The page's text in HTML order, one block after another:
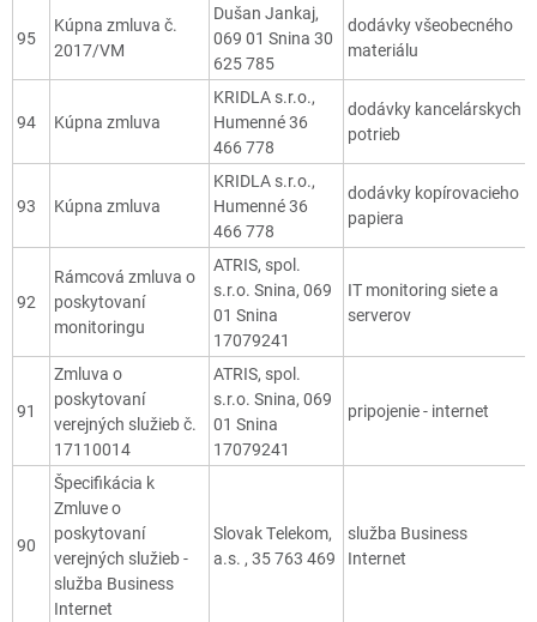
95
Kúpna zmluva č.
2017/VM
Dušan Jankaj,
069 01 Snina 30
625 785
dodávky všeobecného
materiálu
94 Kúpna zmluva
KRIDLA s.r.o.,
Humenné 36
466 778
dodávky kancelárskych
potrieb
93 Kúpna zmluva
KRIDLA s.r.o.,
Humenné 36
466 778
dodávky kopírovacieho
papiera
92
Rámcová zmluva o
poskytovaní
monitoringu
ATRIS, spol.
s.r.o. Snina, 069
01 Snina
17079241
IT monitoring siete a
serverov
91
Zmluva o
poskytovaní
verejných služieb č.
17110014
ATRIS, spol.
s.r.o. Snina, 069
01 Snina
17079241
pripojenie - internet
90
Špecifikácia k
Zmluve o
poskytovaní
verejných služieb -
služba Business
Internet
Slovak Telekom,
a.s. , 35 763 469
služba Business
Internet